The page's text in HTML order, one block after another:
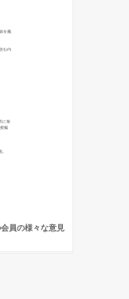
員の様々な意見